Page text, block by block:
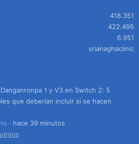
418.351
422.495
6.951
srianaghaclinic
1 y V3 en Switch 2: 5
que deberían incluir si se hacen
hace 39 minutos